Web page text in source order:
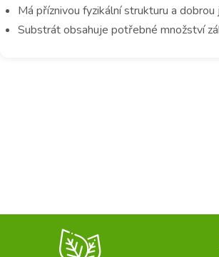
Má příznivou fyzikální strukturu a
Substrát obsahuje potřebné množství